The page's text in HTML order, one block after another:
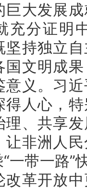
巨大发展
充分证明
坚持独立
国文明成
意义。习
得人心，
理、共享
让非洲人
一带一路”
改革开放